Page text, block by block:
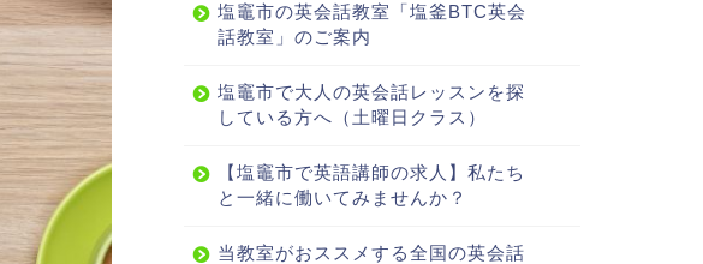
塩竈市の英会話教室「塩釜BTC英会
話教室」のご案内
塩竈市で大人の英会話レッスンを探
している方へ（土曜日クラス）
【塩竈市で英語講師の求人】私たち
と一緒に働いてみませんか？
当教室がおススメする全国の英会話